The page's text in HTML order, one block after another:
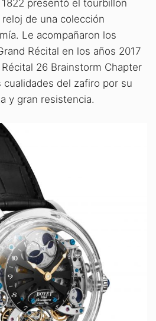
presentó el tourbillon
de una colección
Le acompañaron los
Récital en los años 2017
26 Brainstorm Chapter
cualidades del zafiro por su
y gran resistencia.